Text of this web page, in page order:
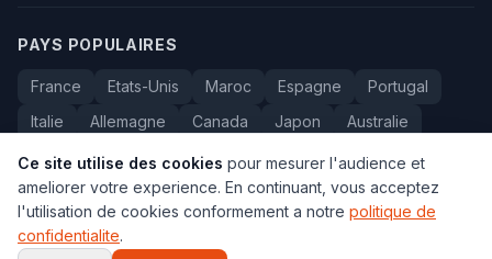
PAYS POPULAIRES
France Etats-Unis Maroc Espagne
Portugal
Italie
Allemagne Canada Japon
Australie
Bresil
Algerie Tunisie Belgique Drapeaux
© 2005-2026 Carte du Monde. Tous droits reserves.
Ce site utilise des cookies pour mesurer l'audience et
ameliorer votre experience. En continuant, vous acceptez
l'utilisation de cookies conformement a notre politique de
confidentialite.